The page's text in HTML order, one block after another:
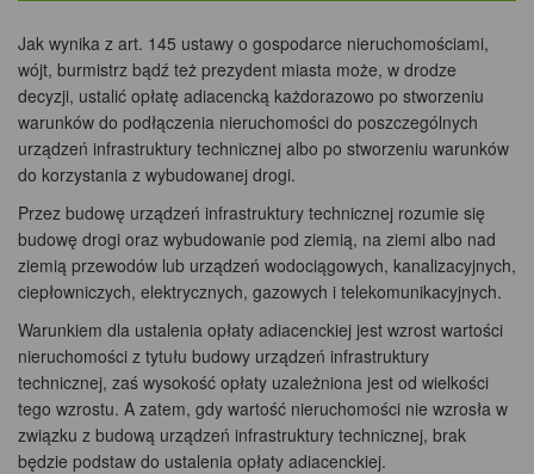
Jak wynika z art. 145 ustawy o gospodarce nieruchomościami,
wójt, burmistrz bądź też prezydent miasta może, w drodze
decyzji, ustalić opłatę adiacencką każdorazowo po stworzeniu
warunków do podłączenia nieruchomości do poszczególnych
urządzeń infrastruktury technicznej albo po stworzeniu warunków
do korzystania z wybudowanej drogi.
Przez budowę urządzeń infrastruktury technicznej rozumie się
budowę drogi oraz wybudowanie pod ziemią, na ziemi albo nad
ziemią przewodów lub urządzeń wodociągowych, kanalizacyjnych,
ciepłowniczych, elektrycznych, gazowych i telekomunikacyjnych.
Warunkiem dla ustalenia opłaty adiacenckiej jest wzrost wartości
nieruchomości z tytułu budowy urządzeń infrastruktury
technicznej, zaś wysokość opłaty uzależniona jest od wielkości
tego wzrostu. A zatem, gdy wartość nieruchomości nie wzrosła w
związku z budową urządzeń infrastruktury technicznej, brak
będzie podstaw do ustalenia opłaty adiacenckiej.